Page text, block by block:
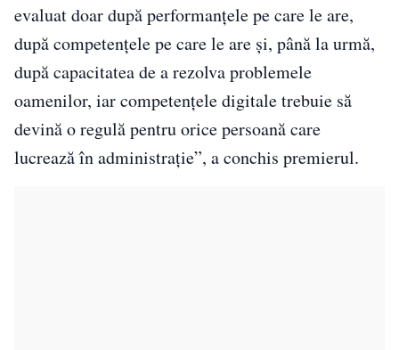
evaluat doar după performanţele pe care le are,
după competenţele pe care le are şi, până la urmă,
după capacitatea de a rezolva problemele
oamenilor, iar competenţele digitale trebuie să
devină o regulă pentru orice persoană care
lucrează în administraţie”, a conchis premierul.